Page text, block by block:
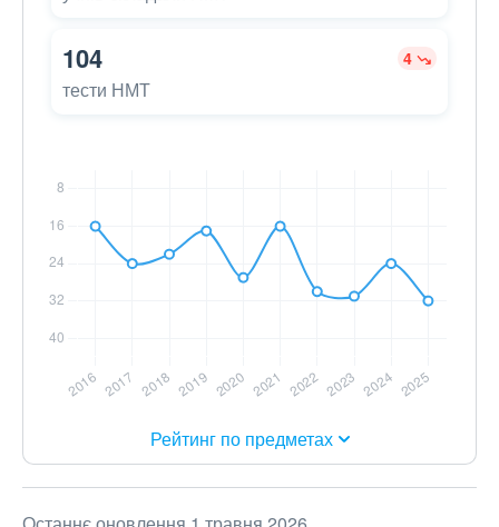
104 4
тести НМТ
Рейтинг по предметах